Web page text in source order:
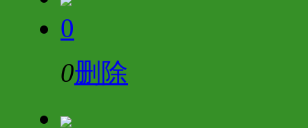
0
0删除